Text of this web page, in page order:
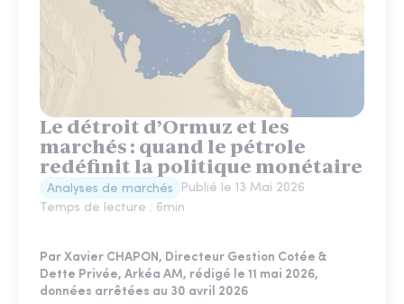
Le détroit d’Ormuz et les
marchés : quand le pétrole
redéfinit la politique monétaire
Analyses de marchés Publié le 13 Mai 2026
Temps de lecture : 6min
Par Xavier CHAPON, Directeur Gestion Cotée &
Dette Privée, Arkéa AM, rédigé le 11 mai 2026,
données arrêtées au 30 avril 2026